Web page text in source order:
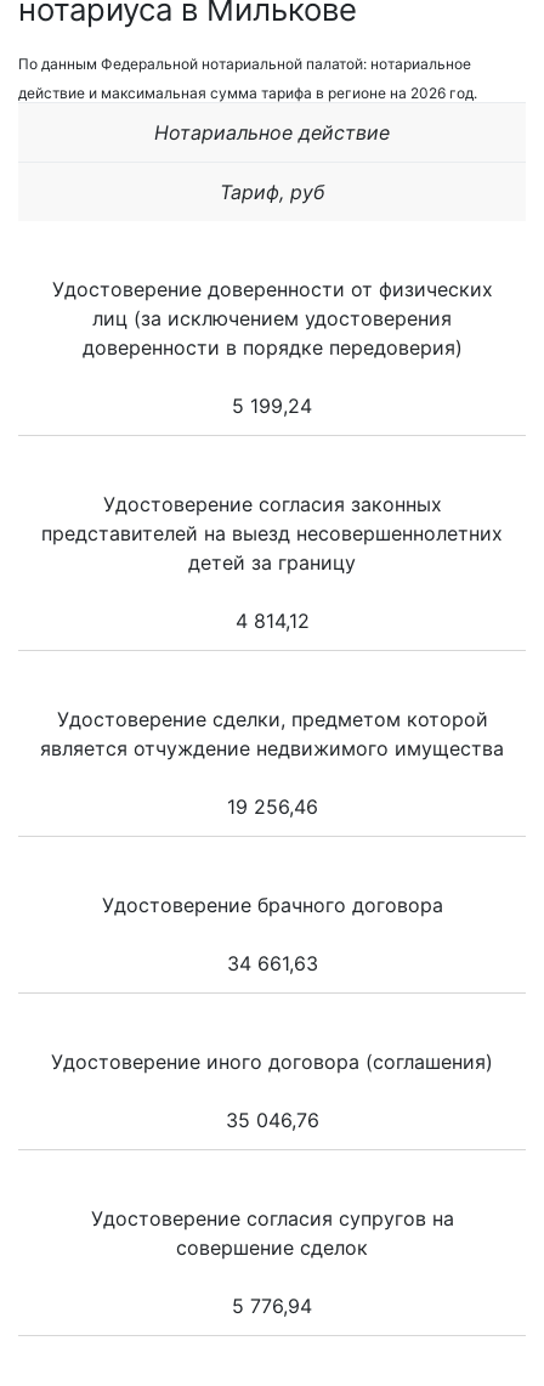
нотариуса в Милькове
По данным Федеральной нотариальной палатой: нотариальное
действие и максимальная сумма тарифа в регионе на 2026 год.
Нотариальное действие
Тариф, руб
Удостоверение доверенности от физических
лиц (за исключением удостоверения
доверенности в порядке передоверия)
5 199,24
Удостоверение согласия законных
представителей на выезд несовершеннолетних
детей за границу
4 814,12
Удостоверение сделки, предметом которой
является отчуждение недвижимого имущества
19 256,46
Удостоверение брачного договора
34 661,63
Удостоверение иного договора (соглашения)
35 046,76
Удостоверение согласия супругов на
совершение сделок
5 776,94